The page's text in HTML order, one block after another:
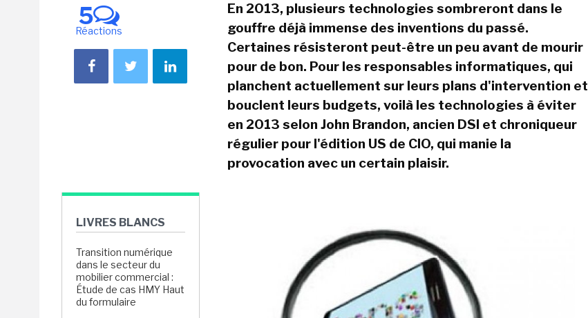
5
Réactions
LIVRES BLANCS
Transition numérique
dans le secteur du
mobilier commercial :
Étude de cas HMY Haut
du formulaire
En 2013, plusieurs technologies sombreront dans le
gouffre déjà immense des inventions du passé.
Certaines résisteront peut-être un peu avant de mourir
pour de bon. Pour les responsables informatiques, qui
planchent actuellement sur leurs plans d'intervention et
bouclent leurs budgets, voilà les technologies à éviter
en 2013 selon John Brandon, ancien DSI et chroniqueur
régulier pour l'édition US de CIO, qui manie la
provocation avec un certain plaisir.